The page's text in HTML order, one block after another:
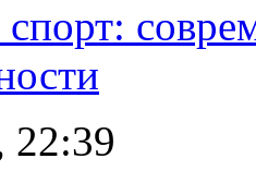
спорт:
22:39